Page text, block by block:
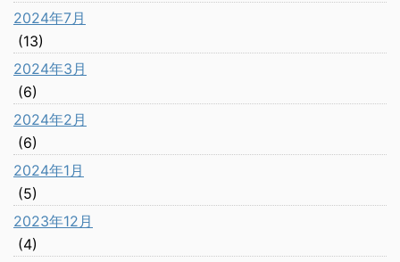
2024年7月
(13)
2024年3月
(6)
2024年2月
(6)
2024年1月
(5)
2023年12月
(4)